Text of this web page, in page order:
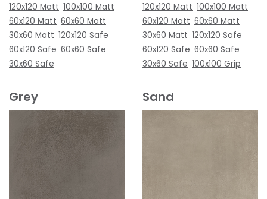
120x120 Matt 100x100 Matt
60x120 Matt 60x60 Matt
30x60 Matt 120x120 Safe
60x120 Safe 60x60 Safe
30x60 Safe
120x120 Matt 100x100 Matt
60x120 Matt 60x60 Matt
30x60 Matt 120x120 Safe
60x120 Safe 60x60 Safe
30x60 Safe 100x100 Grip
Grey Sand